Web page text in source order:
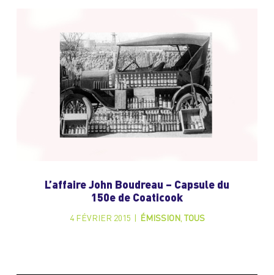
L’affaire John Boudreau – Capsule du
150e de Coaticook
4 FÉVRIER 2015 ÉMISSION TOUS